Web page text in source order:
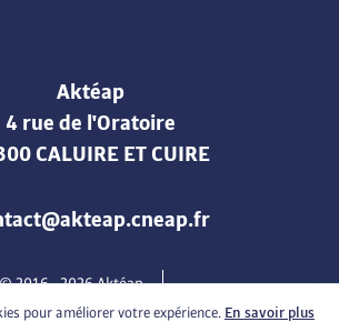
Aktéap
4 rue de l'Oratoire
CALUIRE ET CUIRE
2016 -2026Aktéap
& Politique de confidentialité
Cookies
pour améliorer votre expérience. En savoir plus